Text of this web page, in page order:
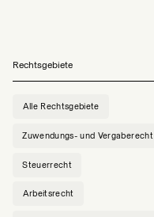
Rechtsgebiete
Alle Rechtsgebiete
Zuwendungs- und Vergaberecht
Steuerrecht
Arbeitsrecht